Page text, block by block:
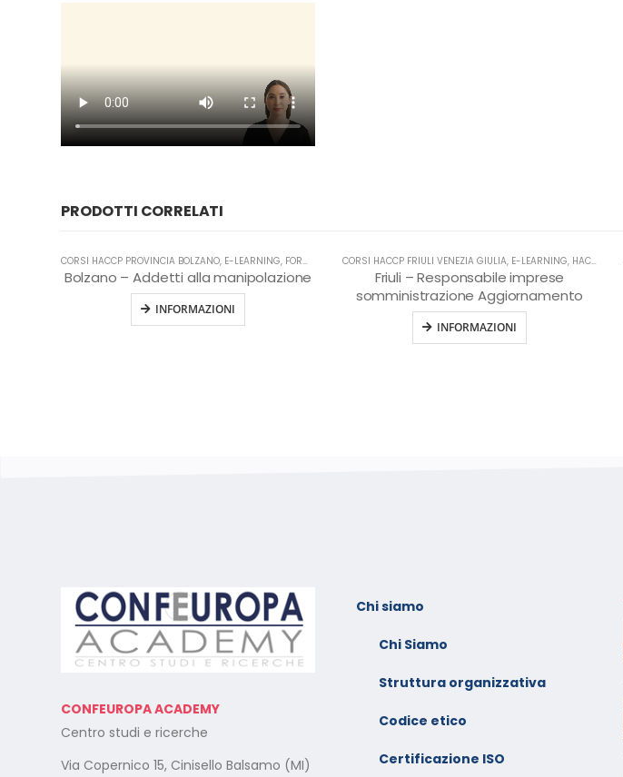
PRODOTTI CORRELATI
CORSI HACCP PROVINCIA BOLZANO, E-LEARNING, FORMAZIONE HACCP IN LINGUA ITALIANA , HACCP
Bolzano – Addetti alla manipolazione
INFORMAZIONI
CORSI HACCP FRIULI VENEZIA GIULIA, E-LEARNING, HACCP
Friuli – Responsabile imprese
somministrazione Aggiornamento
INFORMAZIONI
CONFEUROPA ACADEMY
Centro studi e ricerche
Via Copernico 15, Cinisello Balsamo (MI)
Chi siamo
Chi Siamo
Struttura organizzativa
Codice etico
Certificazione ISO
Calendario Corsi
Videoconferenza Novembre
– Dicembre 2025
Il rilascio degli attestati di
formazione: è un diritto dei
lavoratori
serve il consenso di
Videoconferenza Maggio –